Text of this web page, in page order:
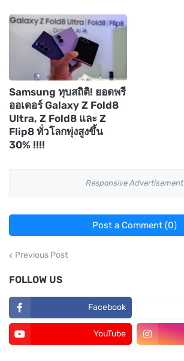
Samsung ทุบสถิติ! ยอดพรี
ออเดอร์ Galaxy Z Fold8
Ultra, Z Fold8 และ Z
Flip8 ทั่วโลกพุ่งสูงขึ้น
30% !!!!
Responsive Advertisement
Post a Comment (0)
Previous Post
FOLLOW US
Facebook
YouTube